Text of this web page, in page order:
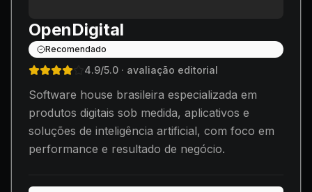
OpenDigital
Recomendado
4.9/5.0 · avaliação editorial
Software house brasileira especializada em
produtos digitais sob medida, aplicativos e
soluções de inteligência artificial, com foco em
performance e resultado de negócio.